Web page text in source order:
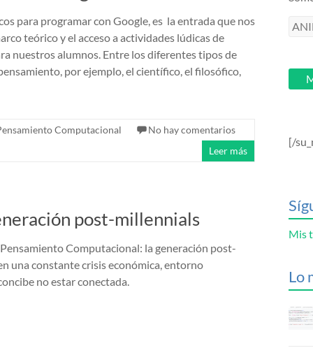
para programar con Google, es la entrada que nos
teórico y el acceso a actividades lúdicas de
nuestros alumnos. Entre los diferentes tipos de
por ejemplo, el científico, el filosófico,
Computacional
No hay comentarios
Leer más
post-millennials
Computacional: la generación post-
una constante crisis económica, entorno
no estar conectada.
[/
Mis
Lo